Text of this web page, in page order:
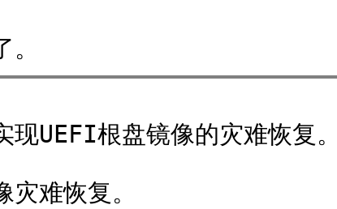
UEFI根盘镜像的灾难恢复
难恢复。